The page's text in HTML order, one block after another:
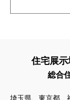
住宅展
総合
埼玉県、東京都、